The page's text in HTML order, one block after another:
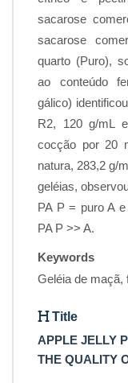
sacarose
sacarose
quarto (Puro),
ao conteúdo
gálico)
R2, 120 g/mL
cocção por 20
natura, 283,2 g/
geléias,
PA P = puro A
PA P >> A.
Keywords
Geléia de maçã,
Title
APPLE JELLY
THE QUALITY